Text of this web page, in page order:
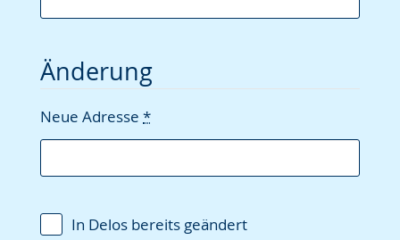
Änderung
Neue Adresse *
In Delos bereits geändert